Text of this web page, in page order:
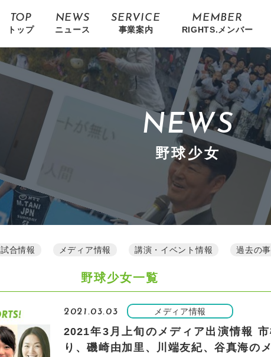
TOP
トップ
NEWS
ニュース
SERVICE
事業案内
MEMBER
RIGHTS.メンバー
NEWS
野球少女
試合情報 メディア情報 講演・イベント情報 過去の事
野球少女一覧
2021.03.03 メディア情報
2021年3月上旬のメディア出演情報
り、磯崎由加里、川端友紀、谷真海の